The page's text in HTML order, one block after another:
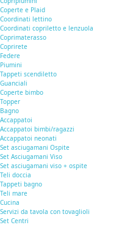
Coperte e Plaid
Coordinati lettino
Coordinati copriletto e lenzuola
Coprimaterasso
Coprirete
Federe
Piumini
Tappeti scendiletto
Guanciali
Coperte bimbo
Topper
Bagno
Accappatoi
Accappatoi bimbi/ragazzi
Accappatoi neonati
Set asciugamani Ospite
Set Asciugamani Viso
Set asciugamani viso + ospite
Teli doccia
Tappeti bagno
Teli mare
Cucina
Servizi da tavola con tovaglioli
Set Centri